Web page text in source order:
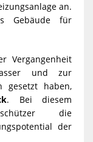
an.
Gebäude für
Vergangenheit
und zur
gesetzt haben,
. Bei diesem
die
der